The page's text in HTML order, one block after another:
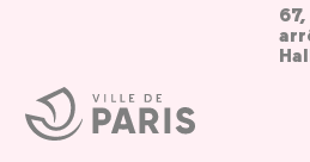
Ville
de
Paris